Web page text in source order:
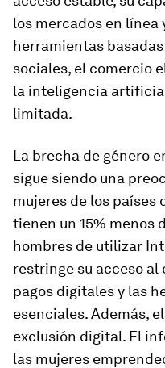
los mercados en línea
herramientas
sociales, el comercio
la inteligencia
limitada.
La brecha de género
sigue siendo una
mujeres de los países
tienen un 15% menos
hombres de utilizar
restringe su acceso
pagos digitales y las
esenciales. Además,
exclusión digital. El
las mujeres